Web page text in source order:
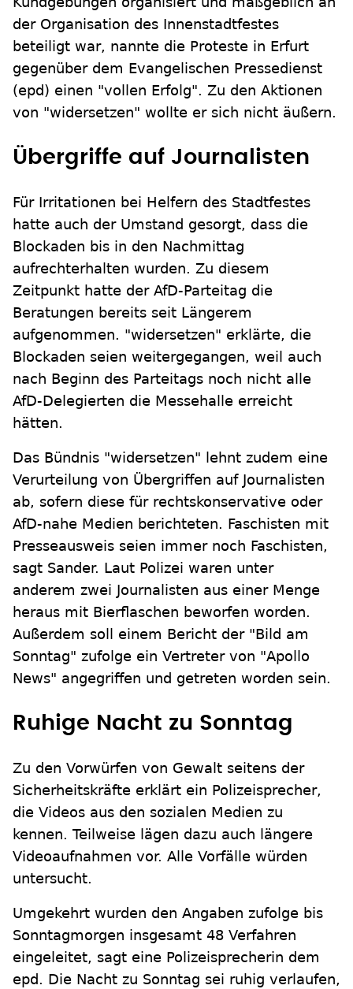
der Organisation des Innenstadtfestes
beteiligt war, nannte die Proteste in Erfurt
gegenüber dem Evangelischen Pressedienst
(epd) einen "vollen Erfolg". Zu den Aktionen
von "widersetzen" wollte er sich nicht äußern.
Übergriffe auf Journalisten
Für Irritationen bei Helfern des Stadtfestes
hatte auch der Umstand gesorgt, dass die
Blockaden bis in den Nachmittag
aufrechterhalten wurden. Zu diesem
Zeitpunkt hatte der AfD-Parteitag die
Beratungen bereits seit Längerem
aufgenommen. "widersetzen" erklärte, die
Blockaden seien weitergegangen, weil auch
nach Beginn des Parteitags noch nicht alle
AfD-Delegierten die Messehalle erreicht
hätten.
Das Bündnis "widersetzen" lehnt zudem eine
Verurteilung von Übergriffen auf Journalisten
ab, sofern diese für rechtskonservative oder
AfD-nahe Medien berichteten. Faschisten mit
Presseausweis seien immer noch Faschisten,
sagt Sander. Laut Polizei waren unter
anderem zwei Journalisten aus einer Menge
heraus mit Bierflaschen beworfen worden.
Außerdem soll einem Bericht der "Bild am
Sonntag" zufolge ein Vertreter von "Apollo
News" angegriffen und getreten worden sein.
Ruhige Nacht zu Sonntag
Zu den Vorwürfen von Gewalt seitens der
Sicherheitskräfte erklärt ein Polizeisprecher,
die Videos aus den sozialen Medien zu
kennen. Teilweise lägen dazu auch längere
Videoaufnahmen vor. Alle Vorfälle würden
untersucht.
Umgekehrt wurden den Angaben zufolge bis
Sonntagmorgen insgesamt 48 Verfahren
eingeleitet, sagt eine Polizeisprecherin dem
epd. Die Nacht zu Sonntag sei ruhig verlaufen,